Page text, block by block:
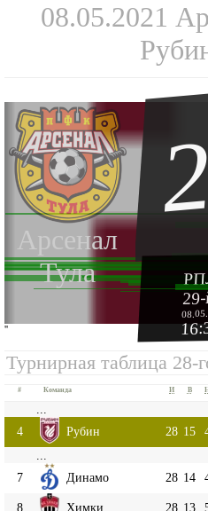
08.05.2021
Арсенал
Тула
''
Турнирная таблица 28-
# Команда И В
4
Рубин 28 15
7
Динамо 28 14
8 Химки 28 13